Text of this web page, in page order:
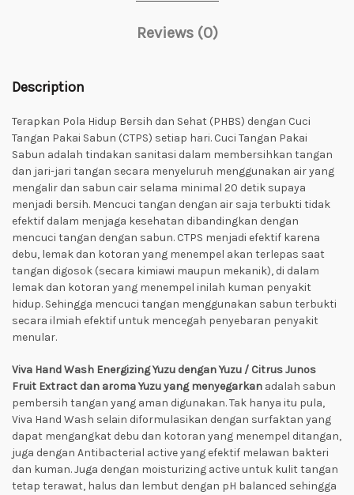
Reviews (0)
Description
Terapkan Pola Hidup Bersih dan Sehat (PHBS) dengan Cuci
Tangan Pakai Sabun (CTPS) setiap hari. Cuci Tangan Pakai
Sabun adalah tindakan sanitasi dalam membersihkan tangan
dan jari-jari tangan secara menyeluruh menggunakan air yang
mengalir dan sabun cair selama minimal 20 detik supaya
menjadi bersih. Mencuci tangan dengan air saja terbukti tidak
efektif dalam menjaga kesehatan dibandingkan dengan
mencuci tangan dengan sabun. CTPS menjadi efektif karena
debu, lemak dan kotoran yang menempel akan terlepas saat
tangan digosok (secara kimiawi maupun mekanik), di dalam
lemak dan kotoran yang menempel inilah kuman penyakit
hidup. Sehingga mencuci tangan menggunakan sabun terbukti
secara ilmiah efektif untuk mencegah penyebaran penyakit
menular.
Viva Hand Wash Energizing Yuzu dengan Yuzu / Citrus Junos
Fruit Extract dan aroma Yuzu yang menyegarkan adalah sabun
pembersih tangan yang aman digunakan. Tak hanya itu pula,
Viva Hand Wash selain diformulasikan dengan surfaktan yang
dapat mengangkat debu dan kotoran yang menempel ditangan,
juga dengan Antibacterial active yang efektif melawan bakteri
dan kuman. Juga dengan moisturizing active untuk kulit tangan
tetap terawat, halus dan lembut dengan pH balanced sehingga